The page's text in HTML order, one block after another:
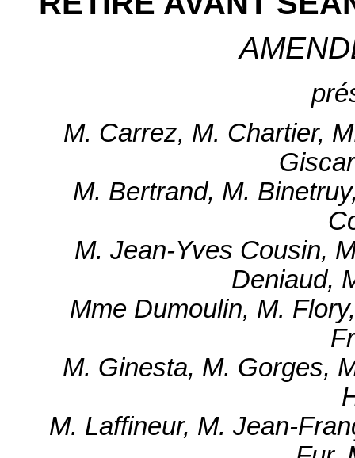
M. Carrez, M. Chartier,
M. Bertrand, M.
M. Jean-Yves Cousin,
Deniaud,
Mme Dumoulin, M.
M. Ginesta, M. Gorges,
M. Laffineur, M. Jean-